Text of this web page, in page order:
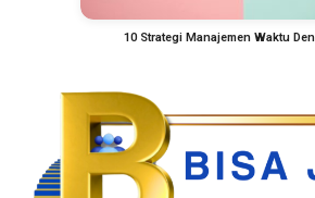
10 Strategi Manajemen Waktu